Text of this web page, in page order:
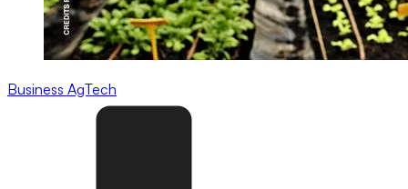
Business AgTech